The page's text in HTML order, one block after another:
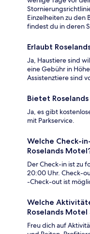
Einzelheiten zu
findest du in deren
Erlaubt
Ja, Haustiere sind
eine Gebühr in
Assistenztiere sind
Bietet
Ja, es gibt
mit Parkservice.
Welche Check-
Roselands
Der Check-in ist zu
20:00 Uhr. Check-
-Check-out ist
Welche
Roselands
Freu dich auf